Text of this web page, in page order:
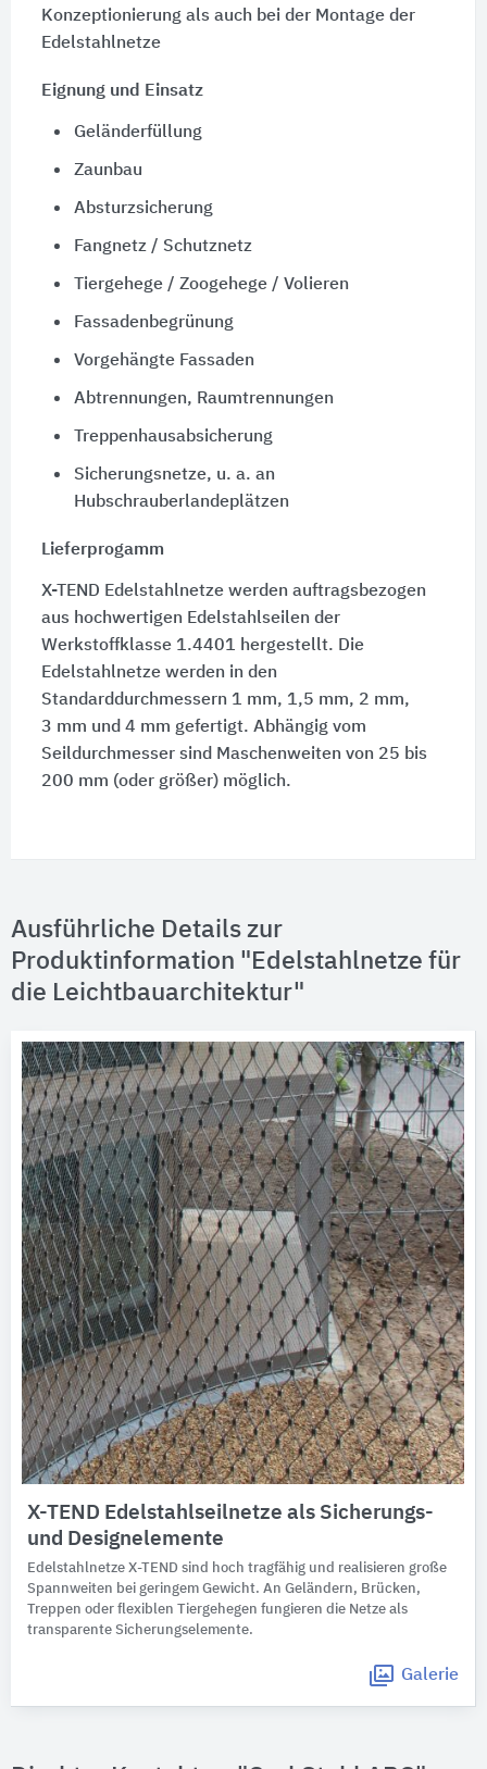
Konzeptionierung als auch bei der Montage der
Edelstahlnetze
Eignung und Einsatz
Geländerfüllung
Zaunbau
Absturzsicherung
Fangnetz / Schutznetz
Tiergehege / Zoogehege / Volieren
Fassadenbegrünung
Vorgehängte Fassaden
Abtrennungen, Raumtrennungen
Treppenhausabsicherung
Sicherungsnetze, u. a. an
Hubschrauberlandeplätzen
Lieferprogamm
X-TEND Edelstahlnetze werden auftragsbezogen
aus hochwertigen Edelstahlseilen der
Werkstoffklasse 1.4401 hergestellt. Die
Edelstahlnetze werden in den
Standarddurchmessern 1 mm, 1,5 mm, 2 mm,
3 mm und 4 mm gefertigt. Abhängig vom
Seildurchmesser sind Maschenweiten von 25 bis
200 mm (oder größer) möglich.
Ausführliche Details zur
Produktinformation "Edelstahlnetze für
die Leichtbauarchitektur"
X-TEND Edelstahlseilnetze als Sicherungs-
und Designelemente
Edelstahlnetze X-TEND sind hoch tragfähig und realisieren große
Spannweiten bei geringem Gewicht. An Geländern, Brücken,
Treppen oder flexiblen Tiergehegen fungieren die Netze als
transparente Sicherungselemente.
Galerie